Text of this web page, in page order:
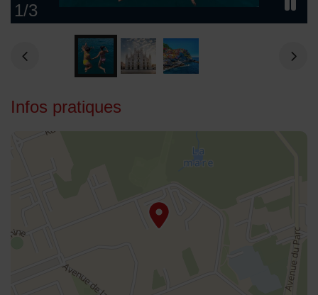
1/3
Infos pratiques
48.951202,2.570753